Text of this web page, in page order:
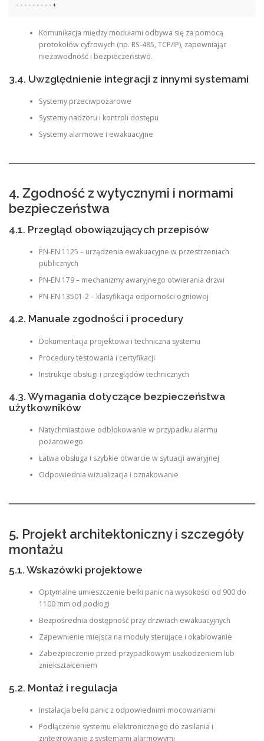
---------+
Komunikacja między modułami odbywa się za pomocą
protokołów cyfrowych (np. RS-485, TCP/IP), zapewniając
niezawodność i bezpieczeństwo.
3.4. Uwzględnienie integracji z innymi systemami
Systemy przeciwpożarowe
Systemy nadzoru i kontroli dostępu
Systemy alarmowe i ewakuacyjne
4. Zgodność z wytycznymi i normami
bezpieczeństwa
4.1. Przegląd obowiązujących przepisów
PN-EN 1125 – urządzenia ewakuacyjne w przestrzeniach
publicznych
PN-EN 179 – mechanizmy awaryjnego otwierania drzwi
PN-EN 13501-2 – klasyfikacja odporności ogniowej
4.2. Manuale zgodności i procedury
Dokumentacja projektowa i techniczna systemu
Procedury testowania i certyfikacji
Instrukcje obsługi i przeglądów technicznych
4.3. Wymagania dotyczące bezpieczeństwa
użytkowników
Natychmiastowe odblokowanie w przypadku alarmu
pożarowego
Łatwa obsługa i szybkie otwarcie w sytuacji awaryjnej
Odpowiednia wizualizacja i oznakowanie
5. Projekt architektoniczny i szczegóły
montażu
5.1. Wskazówki projektowe
Optymalne umieszczenie belki panic na wysokości od 900 do
1100 mm od podłogi
Bezpośrednia dostępność przy drzwiach ewakuacyjnych
Zapewnienie miejsca na moduły sterujące i okablowanie
Zabezpieczenie przed przypadkowym uszkodzeniem lub
zniekształceniem
5.2. Montaż i regulacja
Instalacja belki panic z odpowiednimi mocowaniami
Podłączenie systemu elektronicznego do zasilania i
zintegrowanie z systemami alarmowymi